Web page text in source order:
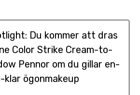
Du kommer att dras
Color Strike Cream-to-
Pennor om du gillar en-
klar ögonmakeup